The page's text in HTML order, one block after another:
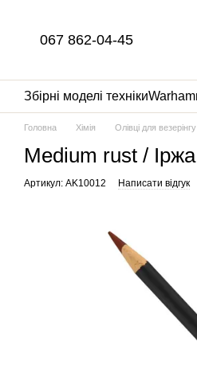
067 862-04-45
Збірні моделі техніки
Головна Хімія Олівці для везерінгу
Medium rust / Іржа
Артикул: AK10012 Написати відгук